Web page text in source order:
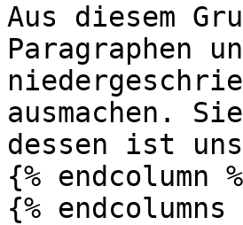
Aus diesem
Paragraphen
ausmachen.
dessen ist
{% endcolumn
{% endcolumns